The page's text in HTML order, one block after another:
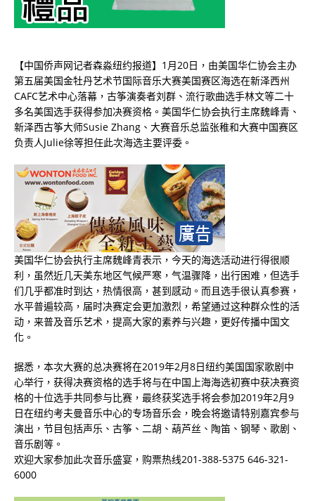
【中国侨声网记者森淼纽约报道】1月20日，由美国华仁协会主办
第五届美国金牡丹艺术节国际音乐大赛美国赛区海选在新泽西州
CAFC艺术中心落幕，古筝演奏者刘群、流行歌曲选手林文等二十
多名美国选手获得参加决赛资格。美国华仁协会执行主席魏峰青、
新泽西古筝大师Susie Zhang、大赛音乐总监张稚和大赛中国赛区
负责人Julie徐等担任此次海选主要评委。
美国华仁协会执行主席魏峰青表示，今天的海选活动进行得很顺
利，虽然近几天美东地区气候严寒，气温骤降，出行困难，但选手
们几乎都准时到达，热情很高，甚到感动。而且选手很认真参赛，
水平普遍较高，届时决赛定会更加激烈，希望通过这种群众性的活
动，来普及音乐艺术，提高大家的素养与兴趣，更好传播中国文
化。
据悉，本次大赛的总决赛将在2019年2月8日纽约美国国家歌剧中
心举行，获得决赛资格的选手将与在中国上海海选初赛中获决赛资
格的十位选手共同参与比赛，最终获奖选手将会参加2019年2月9
日在纽约考夫曼音乐中心的专场音乐会，晚会将邀请特别嘉宾参与
演出，节目包括声乐、古筝、二胡、葫芦丝、陶笛、钢琴、歌剧、
音乐剧等。
欢迎大家参加此次音乐盛宴，购票热线201-388-5375 646-321-
6000